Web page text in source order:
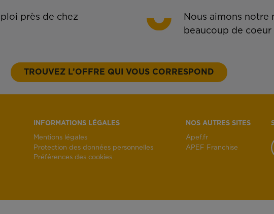
près de chez
Nous aimons notre
beaucoup de coeur
TROUVEZ L’OFFRE QUI VOUS CORRESPOND
INFORMATIONS LÉGALES
Mentions légales
Protection des données personnelles
Préférences des cookies
NOS AUTRES SITES
Apef.fr
APEF Franchise